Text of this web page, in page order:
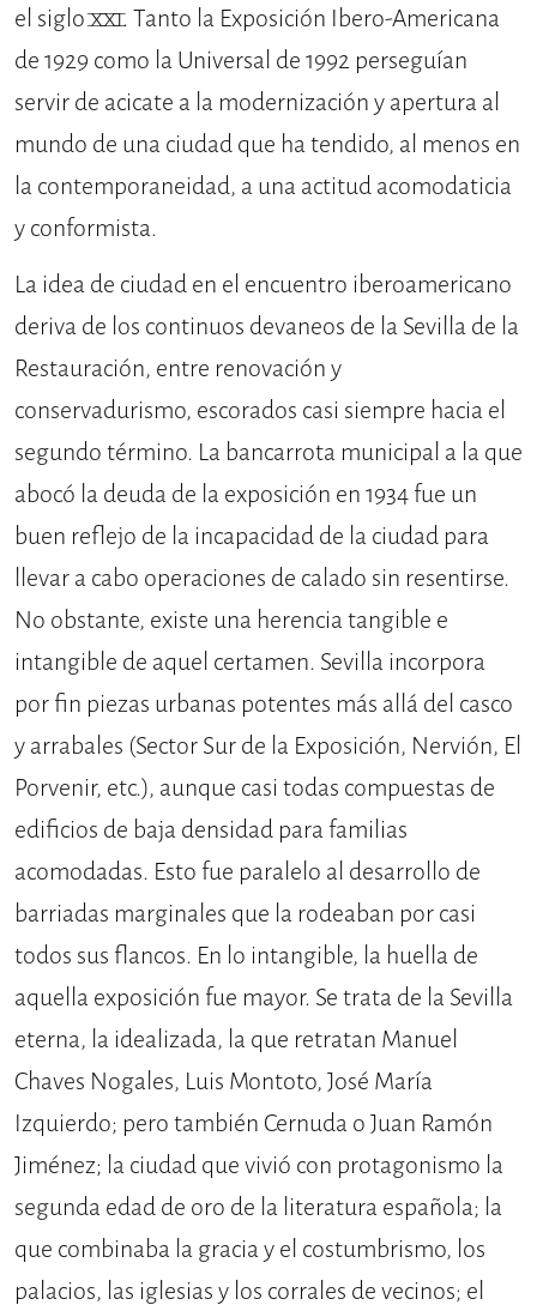
el siglo XXI. Tanto la Exposición Ibero-Americana
de 1929 como la Universal de 1992 perseguían
servir de acicate a la modernización y apertura al
mundo de una ciudad que ha tendido, al menos en
la contemporaneidad, a una actitud acomodaticia
y conformista.
La idea de ciudad en el encuentro iberoamericano
deriva de los continuos devaneos de la Sevilla de la
Restauración, entre renovación y
conservadurismo, escorados casi siempre hacia el
segundo término. La bancarrota municipal a la que
abocó la deuda de la exposición en 1934 fue un
buen reflejo de la incapacidad de la ciudad para
llevar a cabo operaciones de calado sin resentirse.
No obstante, existe una herencia tangible e
intangible de aquel certamen. Sevilla incorpora
por fin piezas urbanas potentes más allá del casco
y arrabales (Sector Sur de la Exposición, Nervión, El
Porvenir, etc.), aunque casi todas compuestas de
edificios de baja densidad para familias
acomodadas. Esto fue paralelo al desarrollo de
barriadas marginales que la rodeaban por casi
todos sus flancos. En lo intangible, la huella de
aquella exposición fue mayor. Se trata de la Sevilla
eterna, la idealizada, la que retratan Manuel
Chaves Nogales, Luis Montoto, José María
Izquierdo; pero también Cernuda o Juan Ramón
Jiménez; la ciudad que vivió con protagonismo la
segunda edad de oro de la literatura española; la
que combinaba la gracia y el costumbrismo, los
palacios, las iglesias y los corrales de vecinos; el